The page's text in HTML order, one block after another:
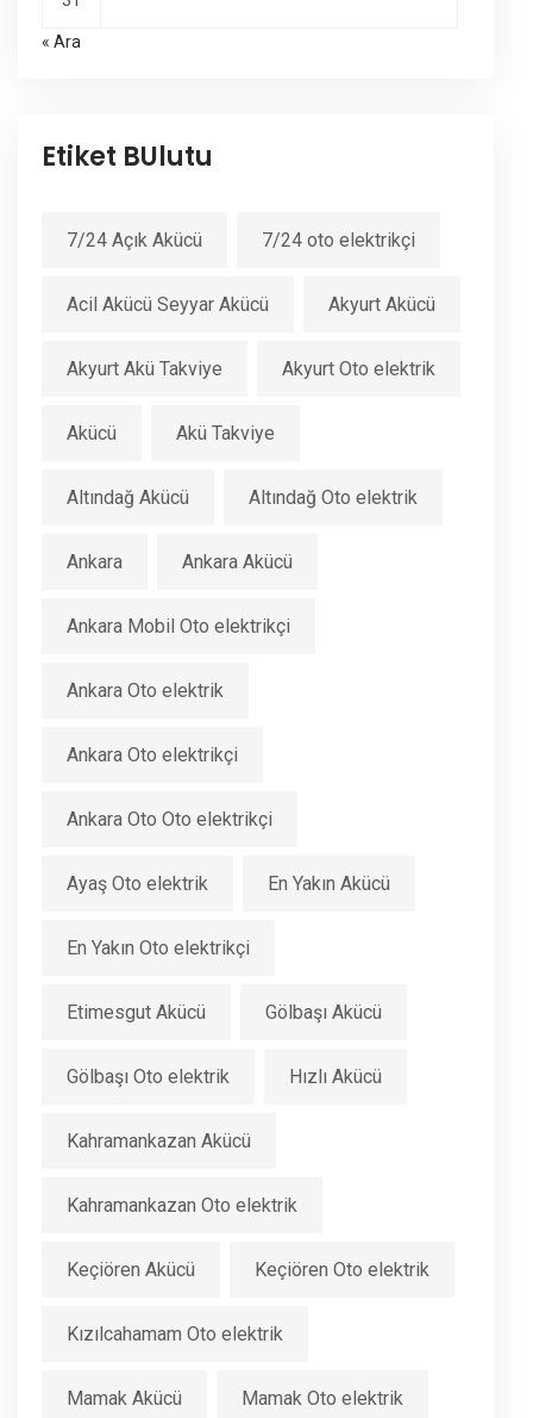
« Ara
Etiket BUlutu
7/24 Açık Akücü 7/24 oto elektrikçi
Acil Akücü Seyyar Akücü Akyurt Akücü
Akyurt Akü Takviye Akyurt Oto elektrik
Akücü Akü Takviye
Altındağ Akücü Altındağ Oto elektrik
Ankara Ankara Akücü
Ankara Mobil Oto elektrikçi
Ankara Oto elektrik
Ankara Oto elektrikçi
Ankara Oto Oto elektrikçi
Ayaş Oto elektrik En Yakın Akücü
En Yakın Oto elektrikçi
Etimesgut Akücü Gölbaşı Akücü
Gölbaşı Oto elektrik Hızlı Akücü
Kahramankazan Akücü
Kahramankazan Oto elektrik
Keçiören Akücü Keçiören Oto elektrik
Kızılcahamam Oto elektrik
Mamak Akücü Mamak Oto elektrik